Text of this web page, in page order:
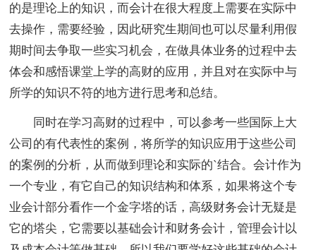
的是理论上的知识，而会计在很大程度上需要在实际中
去操作，需要经验，因此研究生期间也可以尽量利用假
期时间去争取一些实习机会，在做具体业务的过程中去
体会和感悟课堂上学的高财的应用，并且对在实际中与
所学的知识不符的地方进行思考和总结。
同时在学习高财的过程中，可以参考一些国际上大
公司的有代表性的案例，将所学的知识应用于这些公司
的案例的分析，从而做到理论和实际的`结合。会计作为
一个专业，有它自己的知识结构和体系，如果将这个专
业会计部分看作一个金字塔的话，高级财务会计无疑是
它的塔尖，它需要以基础会计和财务会计，管理会计以